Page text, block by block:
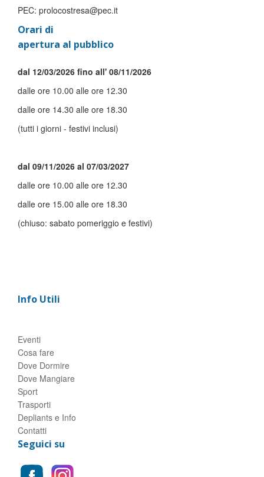
PEC: prolocostresa@pec.it
Orari di
apertura al pubblico
dal 12/03/2026 fino all' 08/11/2026
dalle ore 10.00 alle ore 12.30
dalle ore 14.30 alle ore 18.30
(tutti i giorni - festivi inclusi)
dal 09/11/2026 al 07/03/2027
dalle ore 10.00 alle ore 12.30
dalle ore 15.00 alle ore 18.30
(chiuso: sabato pomeriggio e festivi)
Info Utili
Eventi
Cosa fare
Dove Dormire
Dove Mangiare
Sport
Trasporti
Depliants e Info
Contatti
Seguici su